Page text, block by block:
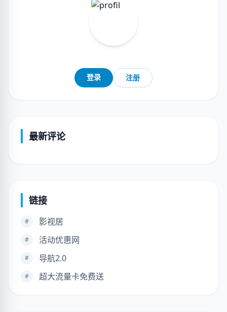
登录 注册
最新评论
链接
# 影视居
# 活动优惠网
# 导航2.0
# 超大流量卡免费送